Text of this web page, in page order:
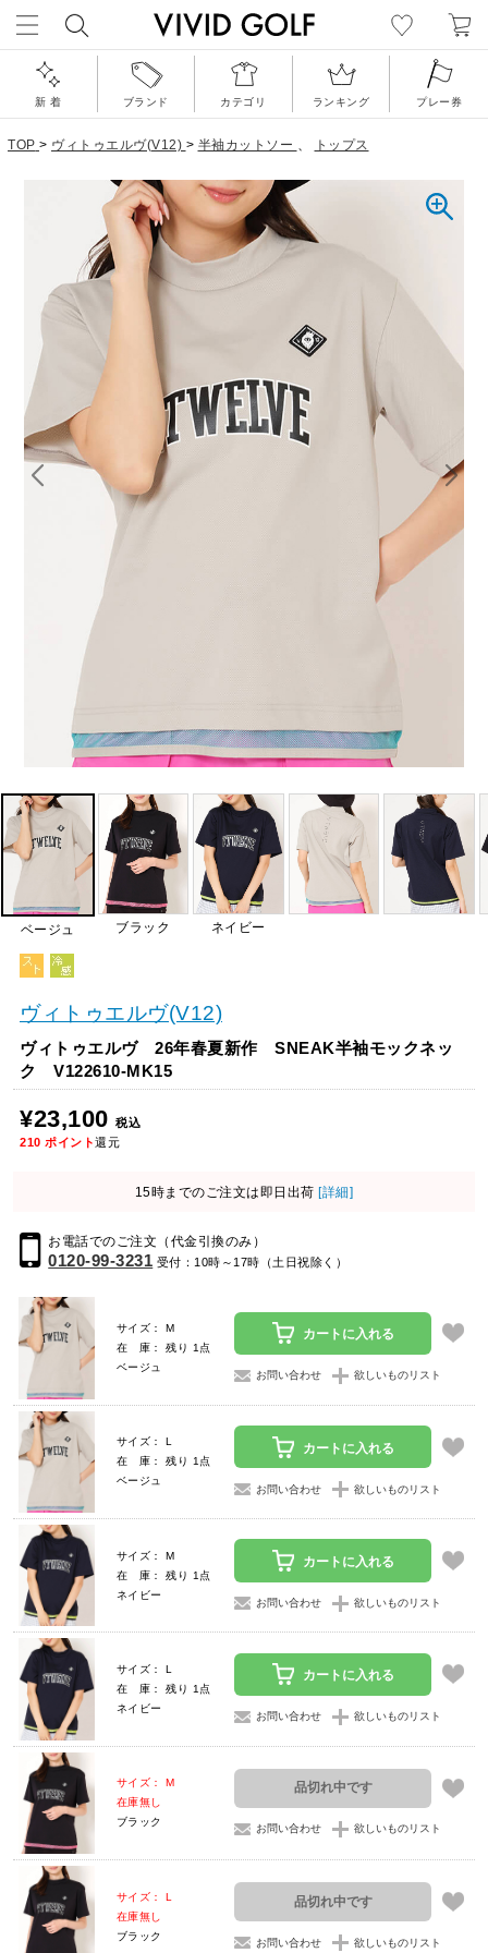
新 着 ブランド カテゴリ ランキング プレー券
TOP > ヴィトゥエルヴ(V12) > 半袖カットソー 、 トップス
ベージュ ブラック ネイビー
ヴィトゥエルヴ(V12)
ヴィトゥエルヴ 26年春夏新作 SNEAK半袖モックネッ
ク V122610-MK15
¥23,100 税込
210 ポイント還元
15時までのご注文は即日出荷 [詳細]
お電話でのご注文（代金引換のみ）
0120-99-3231 受付：10時～17時（土日祝除く）
サイズ： M
在 庫： 残り 1点
ベージュ
カートに入れる
お問い合わせ 欲しいものリスト
サイズ： L
在 庫： 残り 1点
ベージュ
カートに入れる
お問い合わせ 欲しいものリスト
サイズ： M
在 庫： 残り 1点
ネイビー
カートに入れる
お問い合わせ 欲しいものリスト
サイズ： L
在 庫： 残り 1点
ネイビー
カートに入れる
お問い合わせ 欲しいものリスト
サイズ： M
在庫無し
ブラック
品切れ中です
お問い合わせ 欲しいものリスト
サイズ： L
在庫無し
ブラック
品切れ中です
お問い合わせ 欲しいものリスト